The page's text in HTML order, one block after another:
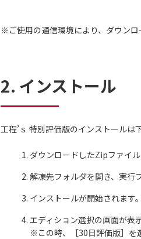
※ご使用の通信環境により、ダウンロ
2. インストール
工程’ｓ 特別評価版のインストールは
ダウンロードしたZipファイル
解凍先フォルダを開き、実行
インストールが開始されます
エディション選択の画面が表
※この時、［30日評価版］を